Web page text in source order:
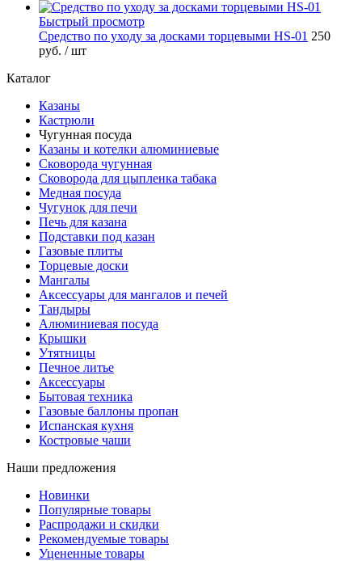
Быстрый просмотр
Средство по уходу за досками торцевыми HS-01 250
руб. / шт
Каталог
Казаны
Кастрюли
Чугунная посуда
Казаны и котелки алюминиевые
Сковорода чугунная
Сковорода для цыпленка табака
Медная посуда
Чугунок для печи
Печь для казана
Подставки под казан
Газовые плиты
Торцевые доски
Мангалы
Аксессуары для мангалов и печей
Тандыры
Алюминиевая посуда
Крышки
Утятницы
Печное литье
Аксессуары
Бытовая техника
Газовые баллоны пропан
Испанская кухня
Костровые чаши
Наши предложения
Новинки
Популярные товары
Распродажи и скидки
Рекомендуемые товары
Уцененные товары